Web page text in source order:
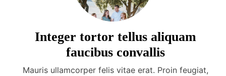
Integer tortor tellus aliquam
faucibus convallis
Mauris ullamcorper felis vitae erat. Proin feugiat,